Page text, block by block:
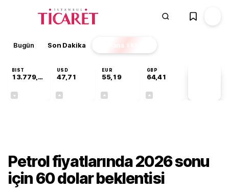
Bugün Son Dakika Finans EKSTRA
BIST
13.779,39
USD
47,71
EUR
55,19
GBP
64,41
Petrol fiyatlarında 2026 sonu
için 60 dolar beklentisi